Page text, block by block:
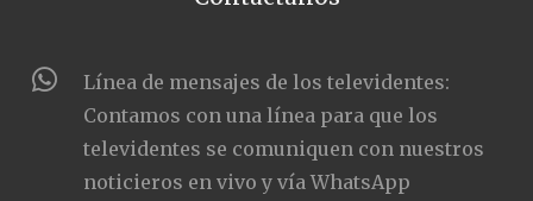
Línea de mensajes de los televidentes:
Contamos con una línea para que los
televidentes se comuniquen con nuestros
noticieros en vivo y vía WhatsApp